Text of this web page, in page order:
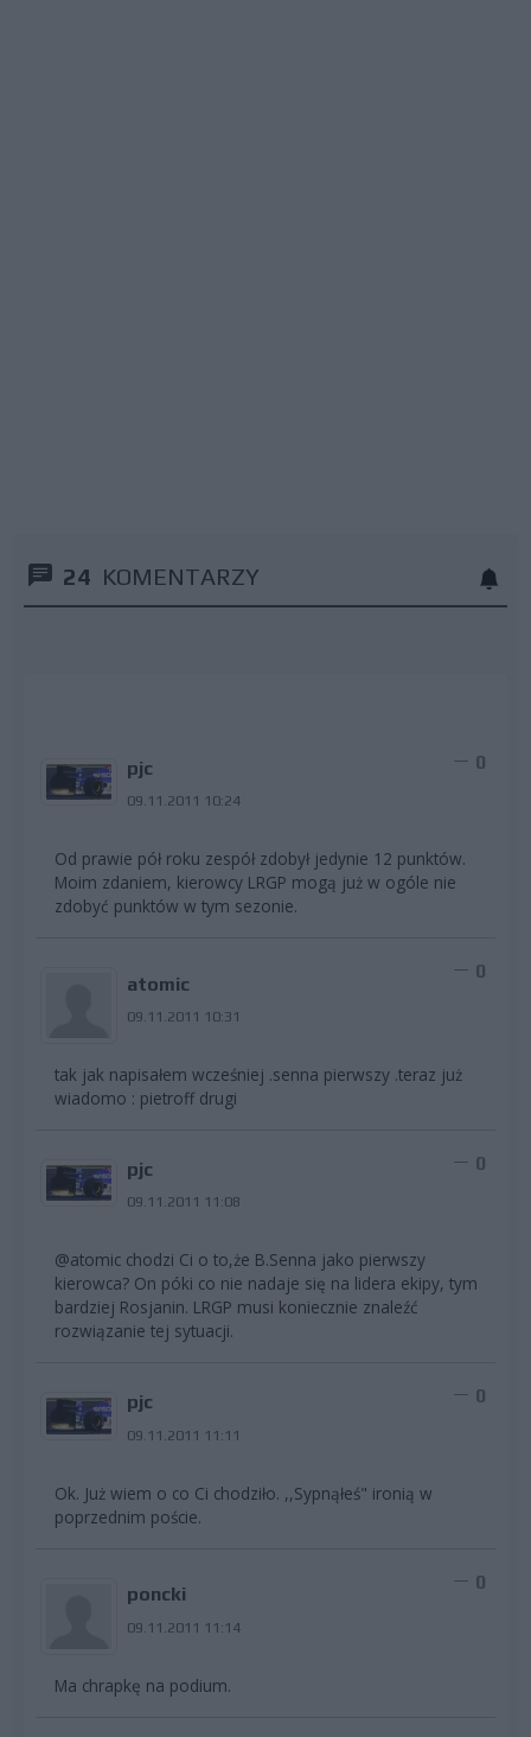
24 KOMENTARZY
pjc
09.11.2011 10:24
0
Od prawie pół roku zespół zdobył jedynie 12 punktów.
Moim zdaniem, kierowcy LRGP mogą już w ogóle nie
zdobyć punktów w tym sezonie.
atomic
09.11.2011 10:31
0
tak jak napisałem wcześniej .senna pierwszy .teraz już
wiadomo : pietroff drugi
pjc
09.11.2011 11:08
0
@atomic chodzi Ci o to,że B.Senna jako pierwszy
kierowca? On póki co nie nadaje się na lidera ekipy, tym
bardziej Rosjanin. LRGP musi koniecznie znaleźć
rozwiązanie tej sytuacji.
pjc
09.11.2011 11:11
0
Ok. Już wiem o co Ci chodziło. ,,Sypnąłeś" ironią w
poprzednim poście.
poncki
09.11.2011 11:14
0
Ma chrapkę na podium.